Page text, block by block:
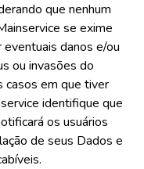
que nenhum
se exime
danos e/ou
ou invasões do
casos em que tiver
identifique que
os usuários
de seus Dados e